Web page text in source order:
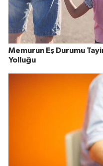
Memurun Eş Durumu
Yolluğu